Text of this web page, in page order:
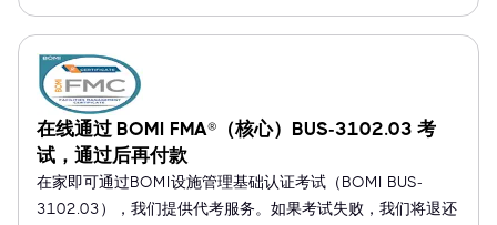
在线通过 BOMI FMA®（核心）BUS-3102.03 考
试，通过后再付款
在家即可通过BOMI设施管理基础认证考试（BOMI BUS-
3102.03），我们提供代考服务。如果考试失败，我们将退还